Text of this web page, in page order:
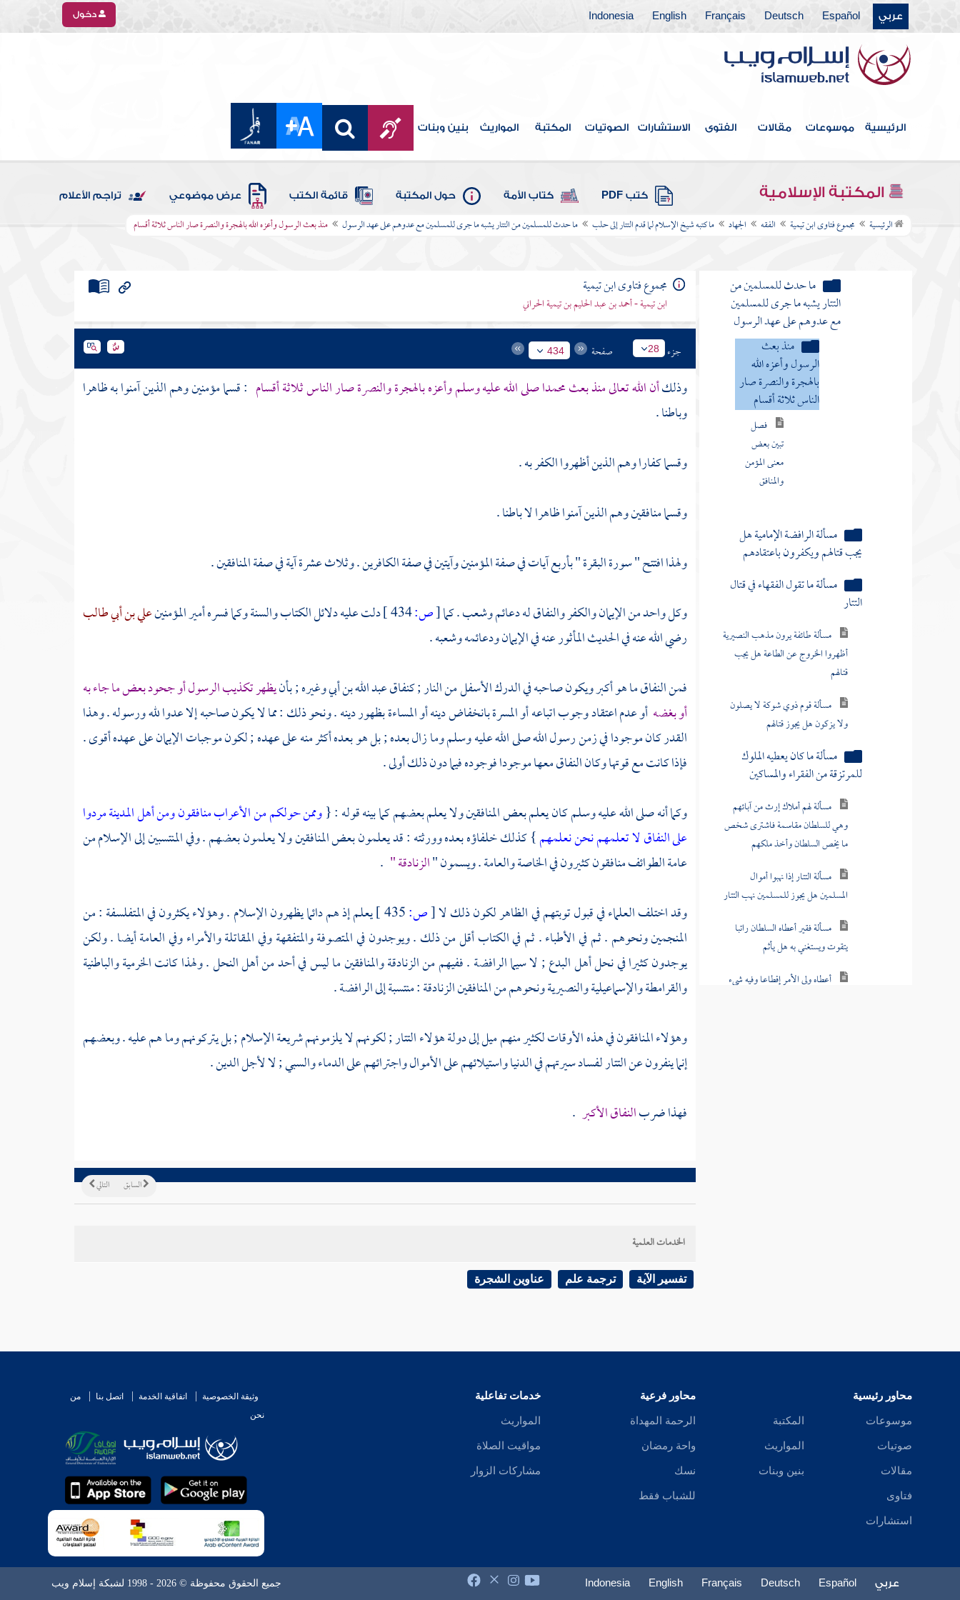
عربي Español
Deutsch
Français
English
Indonesia دخول
الرئيسية موسوعات مقالات الفتوى الاستشارات الصوتيات المكتبة المواريث بنين وبنات
المكتبة الإسلامية كتب PDF كتاب الأمة حول المكتبة قائمة الكتب عرض موضوعي تراجم الأعلام
الرئيسية مجموع فتاوى ابن تيمية الفقه الجهاد ما كتبه شيخ الإسلام لما قدم التتار إلى حلب ما حدث للمسلمين من التتار يشبه ما جرى للمسلمين مع عدوهم على عهد الرسول منذ بعث الرسول وأعزه الله بالهجرة والنصرة صار الناس ثلاثة أقسام
باب الرهن
باب الضمان
باب الحوالة
باب الحجر
باب الوكالة
باب الشركة
باب المساقاة
باب العارية
باب الغصب
باب الشفعة
باب الوديعة
كتاب الوصايا
كتاب الفرائض
باب العتق
كتاب النكاح
باب الخلع
الطلاق
باب الظهار
باب ما يلحق من النسب
باب العدد
باب الاستبراء
باب الرضاع
باب النفقات
باب الحضانة
باب الجنايات
مجموع فتاوى ابن تيمية
ابن تيمية - أحمد بن عبد الحليم بن تيمية الحراني
جزء 28 صفحة 434
وذلكأن الله تعالى منذ بعثمحمداصلى الله عليه وسلم وأعزه بالهجرة والنصرة صار الناس ثلاثة أقسام : قسما مؤمنين وهم الذين آمنوا به ظاهرا
وباطنا .
وقسما كفارا وهم الذين أظهروا الكفر به .
وقسما منافقين وهم الذين آمنوا ظاهرا لا باطنا .
ولهذا افتتح " سورة البقرة " بأربع آيات في صفة المؤمنين وآيتين في صفة الكافرين . وثلاث عشرة آية في صفة المنافقين .
وكل واحد من الإيمان والكفر والنفاق له دعائم وشعب . كما[ص:434 ] دلت عليه دلائل الكتاب والسنة وكما فسره أمير المؤمنينعلي بن أبي طالب
رضي الله عنه في الحديث المأثور عنه في الإيمان ودعائمه وشعبه .
فمن النفاق ما هو أكبر ويكون صاحبه في الدرك الأسفل من النار ; كنفاقعبد الله بن أبيوغيره ; بأنيظهر تكذيب الرسول أو جحود بعض ما جاء به
أو بغضه أو عدم اعتقاد وجوب اتباعه أو المسرة بانخفاض دينه أو المساءة بظهور دينه . ونحو ذلك : مما لا يكون صاحبه إلا عدوا لله ورسوله . وهذا
القدر كان موجودا في زمن رسول الله صلى الله عليه وسلم وما زال بعده ; بل هو بعده أكثر منه على عهده ; لكون موجبات الإيمان على عهده أقوى .
فإذا كانت مع قوتها وكان النفاق معها موجودا فوجوده فيما دون ذلك أولى .
وكما أنه صلى الله عليه وسلم كان يعلم بعض المنافقين ولا يعلم بعضهم كما بينه قوله : {وممن حولكم من الأعراب منافقون ومن أهل المدينة مردوا
على النفاق لا تعلمهم نحن نعلمهم} كذلك خلفاؤه بعده وورثته : قد يعلمون بعض المنافقين ولا يعلمون بعضهم . وفي المنتسبين إلى الإسلام من
عامة الطوائف منافقون كثيرون في الخاصة والعامة . ويسمون "الزنادقة " .
وقد اختلف العلماء في قبول توبتهم في الظاهر لكون ذلك لا[ص:
يعلم إذ هم دائما يظهرون الإسلام . وهؤلاء يكثرون في المتفلسفة : من
المنجمين ونحوهم . ثم في الأطباء . ثم في الكتاب أقل من ذلك . ويوجدون فيالمتصوفةوالمتفقهة وفي المقاتلة والأمراء وفي العامة أيضا . ولكن
يوجدون كثيرا في نحل أهل البدع ; لا سيماالرافضة. ففيهم من الزنادقة والمنافقين ما ليس في أحد من أهل النحل . ولهذا كانتالخرميةوالباطنية
والقرامطةوالإسماعيليةوالنصيريةونحوهم من المنافقين الزنادقة : منتسبة إلىالرافضة.
وهؤلاء المنافقون في هذه الأوقات لكثير منهم ميل إلى دولة هؤلاءالتتار; لكونهم لا يلزمونهم شريعة الإسلام ; بل يتركونهم وما هم عليه . وبعضهم
إنما ينفرون عنالتتارلفساد سيرتهم في الدنيا واستيلائهم على الأموال واجترائهم على الدماء والسبي ; لا لأجل الدين .
فهذا ضربالنفاق الأكبر .
التالي السابق
الخدمات العلمية
تفسير الآية ترجمة علم عناوين الشجرة
محاور رئيسية
موسوعات
صوتيات
مقالات
فتاوى
استشارات
المكتبة
المواريث
بنين وبنات
محاور فرعية
الرحمة المهداة
واحة رمضان
نسك
للشباب فقط
خدمات تفاعلية
المواريث
مواقيت الصلاة
مشاركات الزوار
وثيقة الخصوصية اتفاقية الخدمة اتصل بنا
من
نحن
عربي Español
Deutsch
Français
English
Indonesia جميع الحقوق محفوظة © 2026 - 1998 لشبكة إسلام ويب